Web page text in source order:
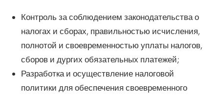
Контроль за соблюдением законодательства о
налогах и сборах, правильностью исчисления,
полнотой и своевременностью уплаты налогов,
сборов и дургих обязательных платежей;
Разработка и осуществление налоговой
политики для обеспечения своевременного